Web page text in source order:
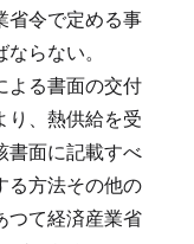
省令で定める事
らない。
よる書面の交付
り、熱供給を受
書面に記載すべ
る方法その他の
つて経済産業省